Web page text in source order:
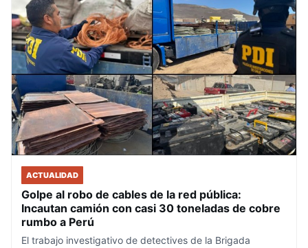
ACTUALIDAD
Golpe al robo de cables de la red pública:
Incautan camión con casi 30 toneladas de cobre
rumbo a Perú
El trabajo investigativo de detectives de la Brigada